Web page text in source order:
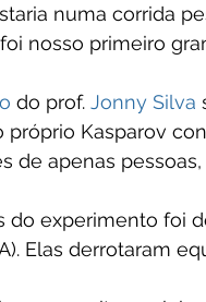
numa corrida
foi nosso primeiro
do prof. Jonny Silva
Kasparov
de apenas pessoas,
do experimento foi
Elas derrotaram